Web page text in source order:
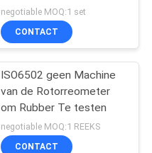
de Machine
Tweelingschroef voor
pvc-de PA van PC
negotiable MOQ:1 set
CONTACT
ISO6502 geen Machine
van de Rotorreometer
om Rubber Te testen
negotiable MOQ:1 REEKS
CONTACT